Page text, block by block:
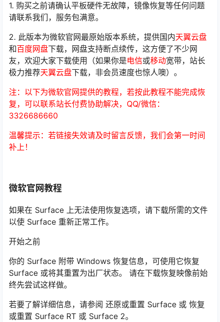
1. 购买之前请确认平板硬件无故障，镜像恢复等任何问题
请联系我们，服务包满意。
2. 此版本为微软官网最原始版本系统，提供国内天翼云盘
和百度网盘下载，网盘支持断点续传，这方便了不少网
友，欢迎大家下载使用（如果你是电信或移动宽带，站长
极力推荐天翼云盘下载，非会员速度也惊人噢）。
注：以下为微软官网提供的教程，若按此教程不能完成恢
复，可以联系站长付费协助解决，QQ/微信：
3326686660
温馨提示：若链接失效请及时留言反馈，我们会第一时间
补上！
微软官网教程
如果在 Surface 上无法使用恢复选项，请下载所需的文件
以使 Surface 重新正常工作。
开始之前
你的 Surface 附带 Windows 恢复信息，可使用它恢复
Surface 或将其重置为出厂状态。 请在下载恢复映像前始
终先尝试这样做。
若要了解详细信息，请参阅 还原或重置 Surface 或 恢复
或重置 Surface RT 或 Surface 2。